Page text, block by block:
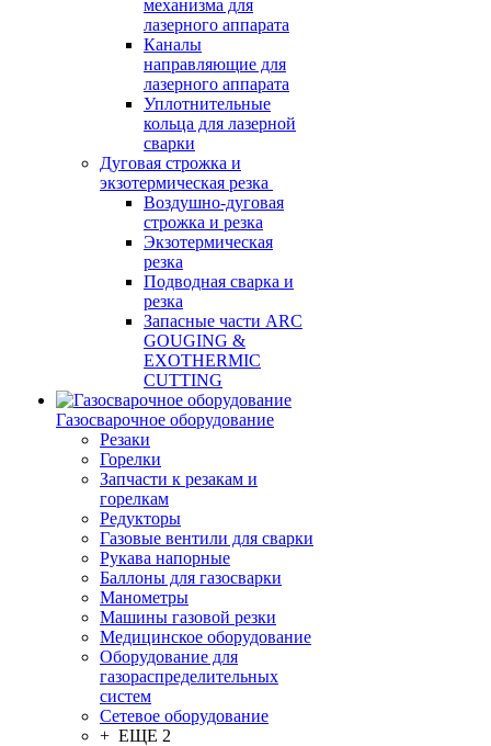
механизма для
лазерного аппарата
Каналы
направляющие для
лазерного аппарата
Уплотнительные
кольца для лазерной
сварки
Дуговая строжка и
экзотермическая резка
Воздушно-дуговая
строжка и резка
Экзотермическая
резка
Подводная сварка и
резка
Запасные части ARC
GOUGING &
EXOTHERMIC
CUTTING
Газосварочное оборудование
Резаки
Горелки
Запчасти к резакам и
горелкам
Редукторы
Газовые вентили для сварки
Рукава напорные
Баллоны для газосварки
Манометры
Машины газовой резки
Медицинское оборудование
Оборудование для
газораспределительных
систем
Сетевое оборудование
+ ЕЩЕ 2